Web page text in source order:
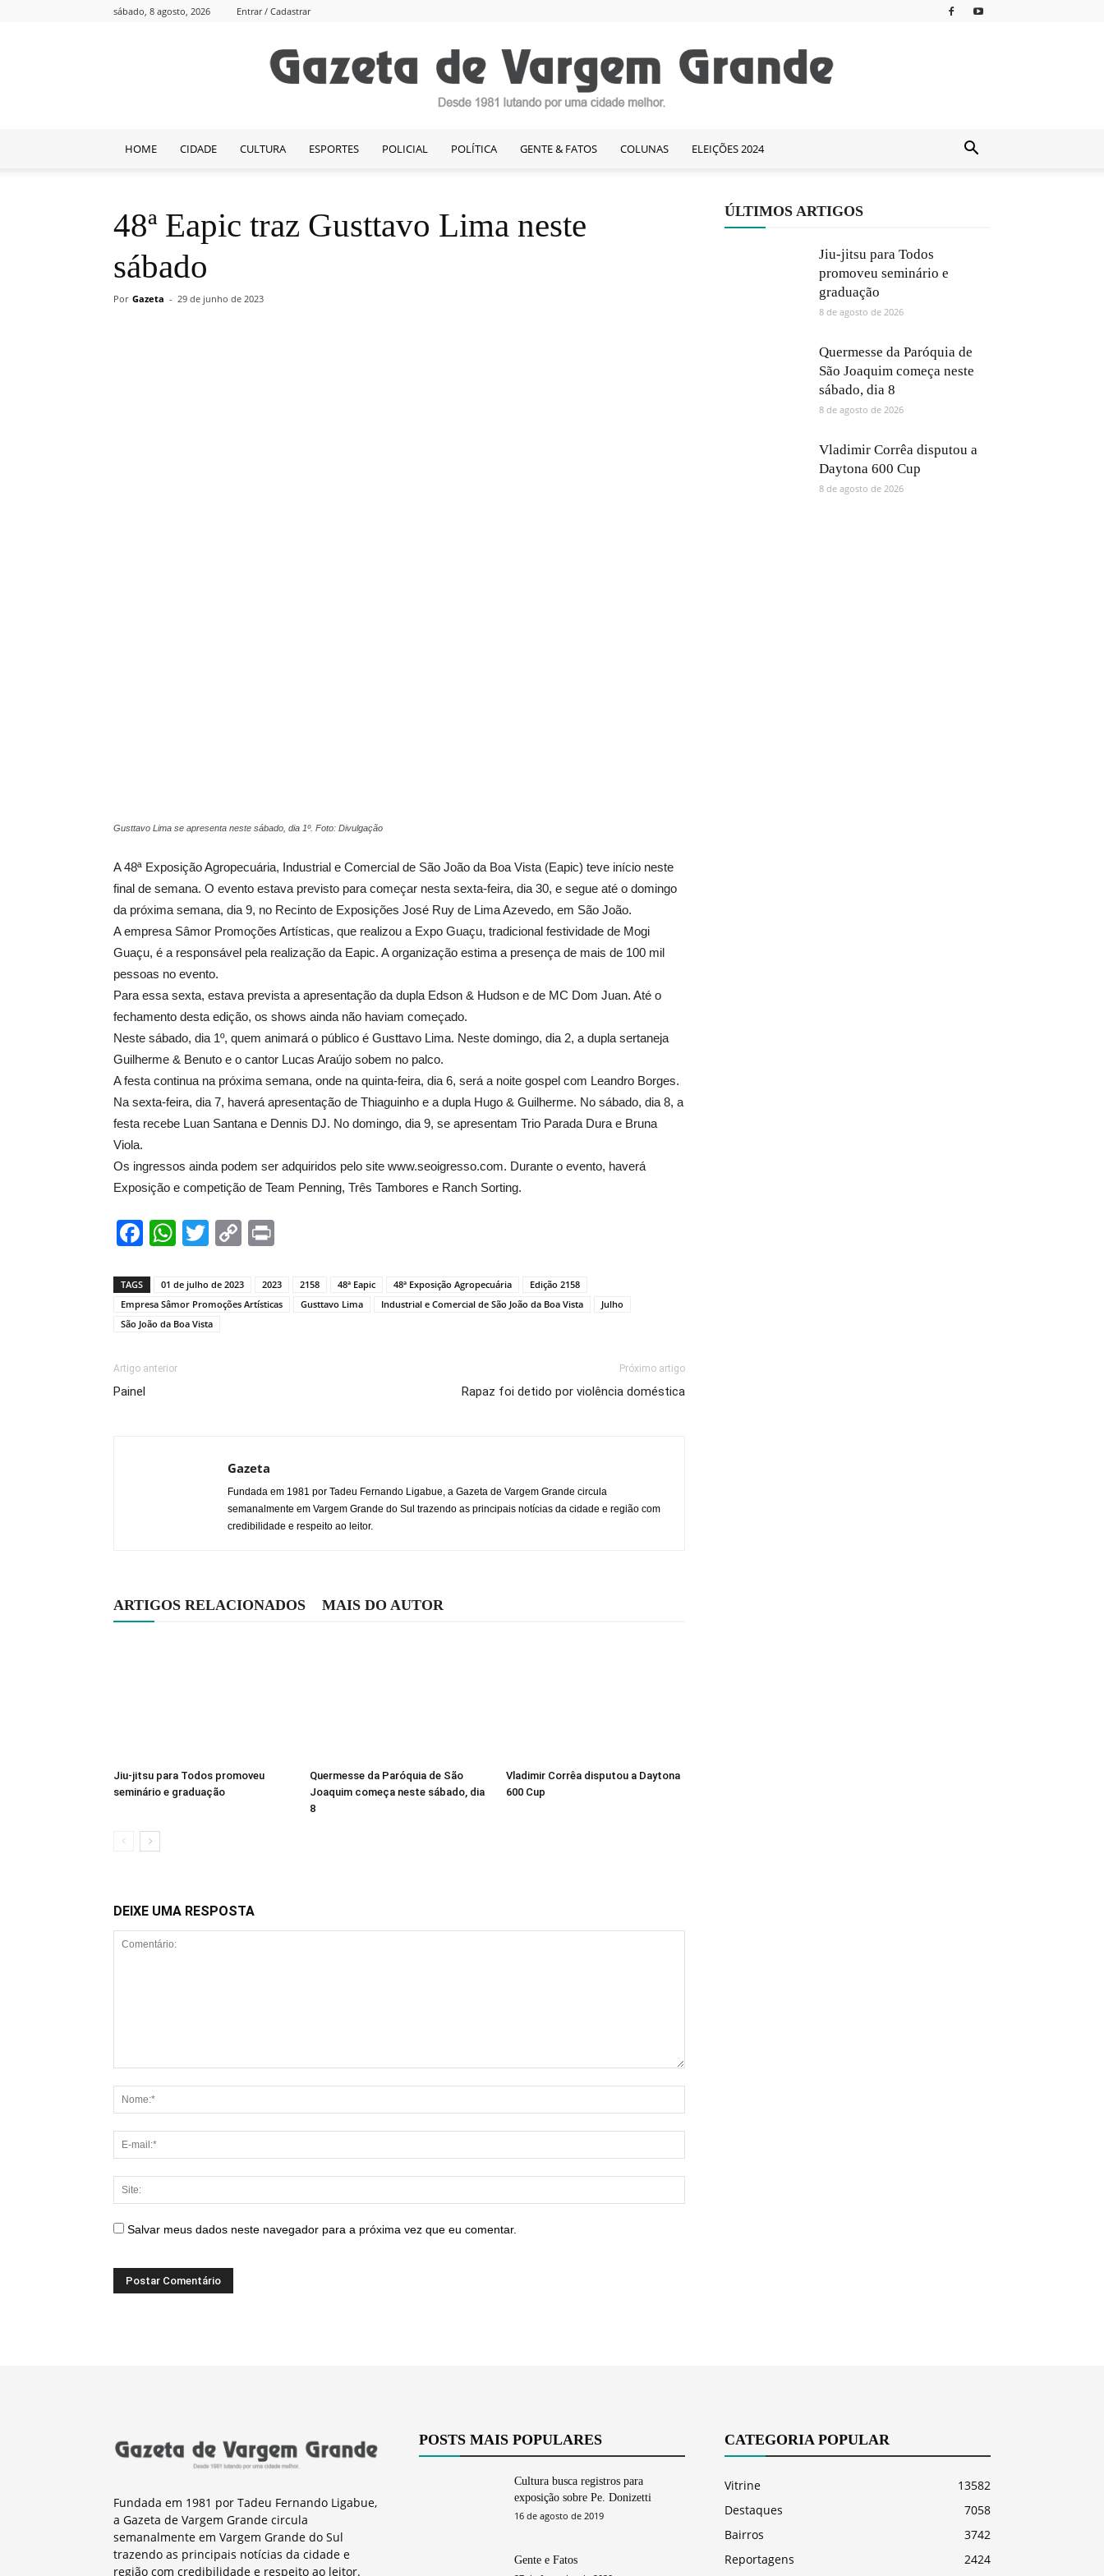
sábado, 8 agosto, 2026 Entrar / Cadastrar
HOME CIDADE CULTURA ESPORTES POLICIAL POLÍTICA GENTE & FATOS COLUNAS ELEIÇÕES 2024
48ª Eapic traz Gusttavo Lima neste
sábado
Por Gazeta - 29 de junho de 2023
Gusttavo Lima se apresenta neste sábado, dia 1º. Foto: Divulgação
A 48ª Exposição Agropecuária, Industrial e Comercial de São João da Boa Vista (Eapic) teve início neste
final de semana. O evento estava previsto para começar nesta sexta-feira, dia 30, e segue até o domingo
da próxima semana, dia 9, no Recinto de Exposições José Ruy de Lima Azevedo, em São João.
A empresa Sâmor Promoções Artísticas, que realizou a Expo Guaçu, tradicional festividade de Mogi
Guaçu, é a responsável pela realização da Eapic. A organização estima a presença de mais de 100 mil
pessoas no evento.
Para essa sexta, estava prevista a apresentação da dupla Edson & Hudson e de MC Dom Juan. Até o
fechamento desta edição, os shows ainda não haviam começado.
Neste sábado, dia 1º, quem animará o público é Gusttavo Lima. Neste domingo, dia 2, a dupla sertaneja
Guilherme & Benuto e o cantor Lucas Araújo sobem no palco.
A festa continua na próxima semana, onde na quinta-feira, dia 6, será a noite gospel com Leandro Borges.
Na sexta-feira, dia 7, haverá apresentação de Thiaguinho e a dupla Hugo & Guilherme. No sábado, dia 8, a
festa recebe Luan Santana e Dennis DJ. No domingo, dia 9, se apresentam Trio Parada Dura e Bruna
Viola.
Os ingressos ainda podem ser adquiridos pelo site www.seoigresso.com. Durante o evento, haverá
Exposição e competição de Team Penning, Três Tambores e Ranch Sorting.
Facebook
WhatsApp
TwitterCopy
TAGS 01 de julho de 2023 2023 2158 48ª Eapic 48ª Exposição Agropecuária
Edição 2158
Empresa Sâmor Promoções Artísticas
Gusttavo Lima Industrial e Comercial de São João da Boa Vista
Julho
São João da Boa Vista
Artigo anterior
Painel
Próximo artigo
Rapaz foi detido por violência doméstica
Gazeta
Fundada em 1981 por Tadeu Fernando Ligabue, a Gazeta de Vargem Grande circula
semanalmente em Vargem Grande do Sul trazendo as principais notícias da cidade e região com
credibilidade e respeito ao leitor.
ARTIGOS RELACIONADOS MAIS DO AUTOR
Jiu-jitsu para Todos promoveu
seminário e graduação
Quermesse da Paróquia de São
Joaquim começa neste sábado, dia
8
Vladimir Corrêa disputou a Daytona
600 Cup
DEIXE UMA RESPOSTA
Salvar meus dados neste navegador para a próxima vez que eu comentar.
ÚLTIMOS ARTIGOS
Jiu-jitsu para Todos
promoveu seminário e
graduação
8 de agosto de 2026
Quermesse da Paróquia de
São Joaquim começa neste
sábado, dia 8
8 de agosto de 2026
Vladimir Corrêa disputou a
Daytona 600 Cup
8 de agosto de 2026
Fundada em 1981 por Tadeu Fernando Ligabue,
a Gazeta de Vargem Grande circula
semanalmente em Vargem Grande do Sul
trazendo as principais notícias da cidade e
região com credibilidade e respeito ao leitor.
POSTS MAIS POPULARES
Cultura busca registros para
exposição sobre Pe. Donizetti
16 de agosto de 2019
Gente e Fatos
CATEGORIA POPULAR
Vitrine
13582
Destaques
7058
Bairros
3742
Reportagens
2424